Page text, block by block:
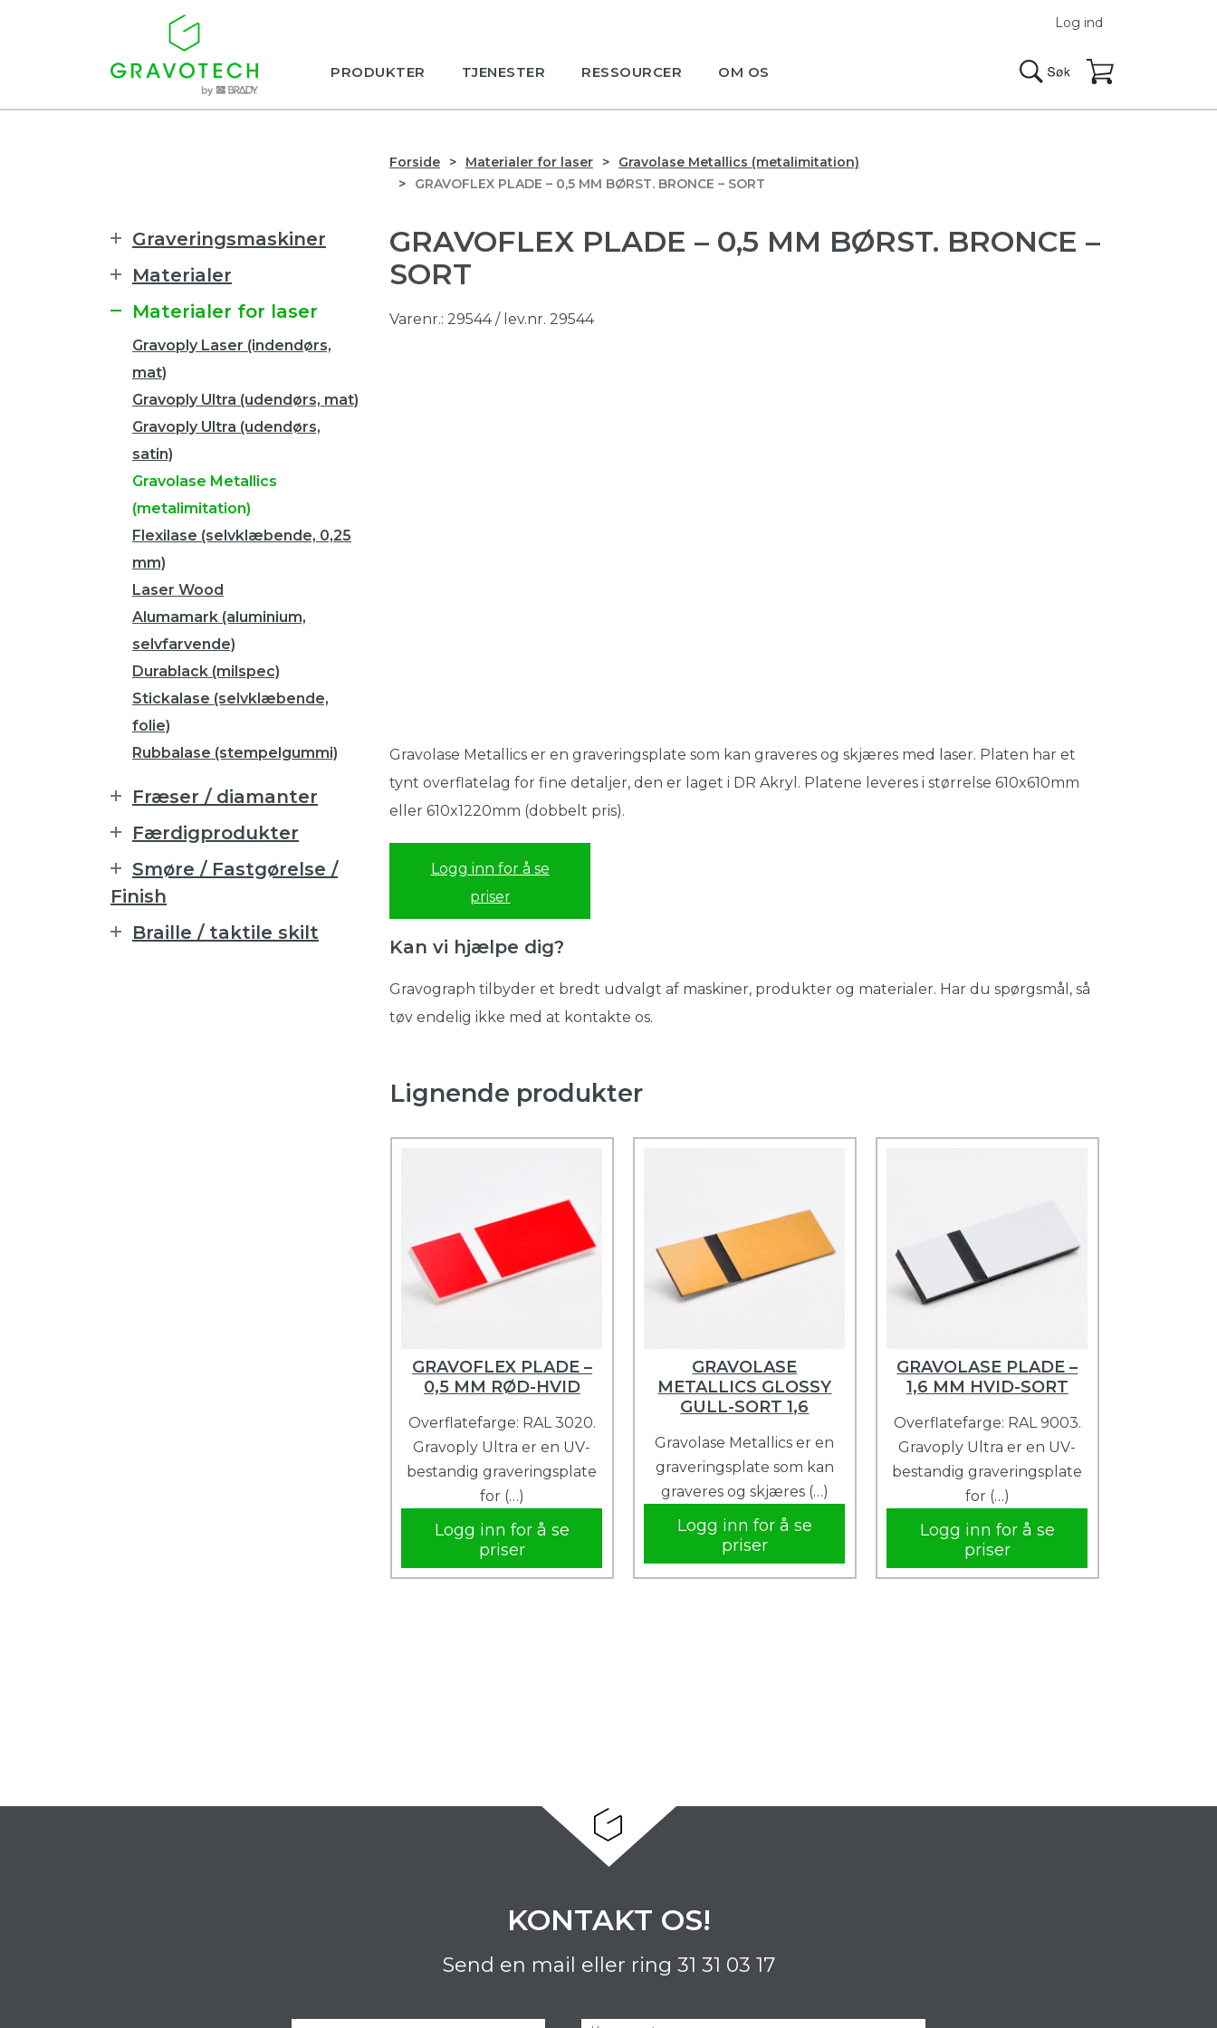
PRODUKTER TJENESTER RESSOURCER OM OS
Log ind
Forside Materialer for laser
Gravolase Metallics (metalimitation)
GRAVOFLEX PLADE – 0,5 MM BØRST. BRONCE – SORT
GRAVOFLEX PLADE – 0,5 MM BØRST. BRONCE –
SORT
Varenr.: 29544 / lev.nr. 29544
Gravolase Metallics er en graveringsplate som kan graveres og skjæres med laser. Platen har et
tynt overflatelag for fine detaljer, den er laget i DR Akryl. Platene leveres i størrelse 610x610mm
eller 610x1220mm (dobbelt pris).
Logg inn for å se
priser
Kan vi hjælpe dig?
Gravograph tilbyder et bredt udvalgt af maskiner, produkter og materialer. Har du spørgsmål, så
tøv endelig ikke med at kontakte os.
Lignende produkter
GRAVOFLEX PLADE –
0,5 MM RØD-HVID
Overflatefarge: RAL 3020.
Gravoply Ultra er en UV-
bestandig graveringsplate
for (…)
Logg inn for å se
priser
GRAVOLASE
METALLICS GLOSSY
GULL-SORT 1,6
Gravolase Metallics er en
graveringsplate som kan
graveres og skjæres (…)
Logg inn for å se
priser
GRAVOLASE PLADE –
1,6 MM HVID-SORT
Overflatefarge: RAL 9003.
Gravoply Ultra er en UV-
bestandig graveringsplate
for (…)
Logg inn for å se
priser
Graveringsmaskiner
Materialer
Materialer for laser
Gravoply Laser (indendørs,
mat)
Gravoply Ultra (udendørs, mat)
Gravoply Ultra (udendørs,
satin)
Gravolase Metallics
(metalimitation)
Flexilase (selvklæbende, 0,25
mm)
Laser Wood
Alumamark (aluminium,
selvfarvende)
Durablack (milspec)
Stickalase (selvklæbende,
folie)
Rubbalase (stempelgummi)
Fræser / diamanter
Færdigprodukter
Smøre / Fastgørelse /
Finish
Braille / taktile skilt
KONTAKT OS!
Send en mail eller ring 31 31 03 17